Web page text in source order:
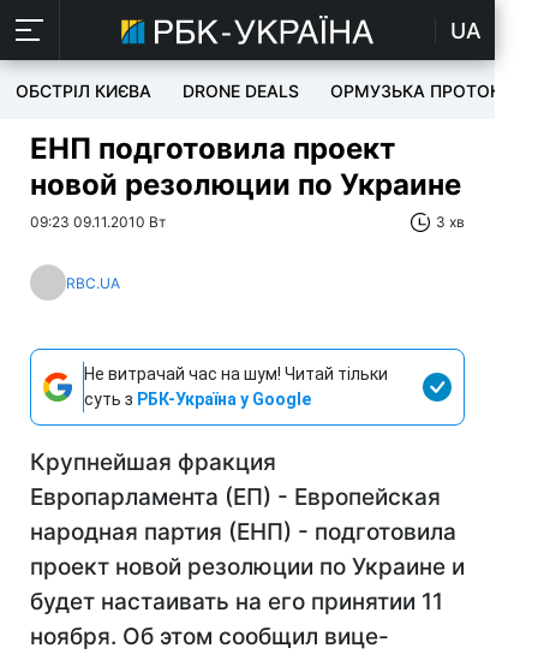
UA
ОБСТРІЛ КИЄВА DRONE DEALS ОРМУЗЬКА ПРОТОКА
ЕНП подготовила проект
новой резолюции по Украине
09:23 09.11.2010 Вт 3 хв
RBC.UA
Не витрачай час на шум! Читай тільки
суть з РБК-Україна у Google
Крупнейшая фракция
Европарламента (ЕП) - Европейская
народная партия (ЕНП) - подготовила
проект новой резолюции по Украине и
будет настаивать на его принятии 11
ноября. Об этом сообщил вице-